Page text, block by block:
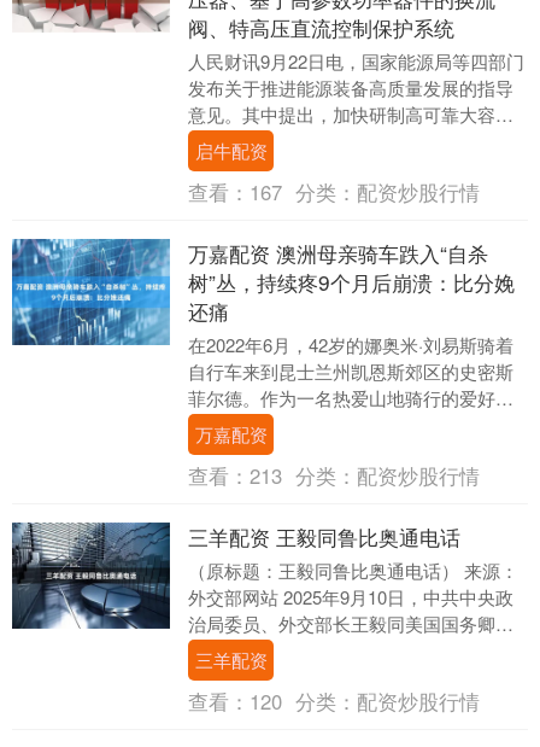
阀、特高压直流控制保护系统
人民财讯9月22日电，国家能源局等四部门
发布关于推进能源装备高质量发展的指导
意见。其中提出，加快研制高可靠大容量
低损耗直流换流变压器、基于高参数功率
器件的换流阀....
启牛配资
查看： 167 分类： 配资炒股行情
万嘉配资 澳洲母亲骑车跌入“自杀
树”丛，持续疼9个月后崩溃：比分娩
还痛
在2022年6月，42岁的娜奥米·刘易斯骑着
自行车来到昆士兰州凯恩斯郊区的史密斯
菲尔德。作为一名热爱山地骑行的爱好
者，她常常以此来放松心情。然而，这次
出行却彻底....
万嘉配资
查看： 213 分类： 配资炒股行情
三羊配资 王毅同鲁比奥通电话
（原标题：王毅同鲁比奥通电话） 来源：
外交部网站 2025年9月10日，中共中央政
治局委员、外交部长王毅同美国国务卿鲁
比奥通电话。 王毅表示，中美这两艘巨轮
要共....
三羊配资
查看： 120 分类： 配资炒股行情